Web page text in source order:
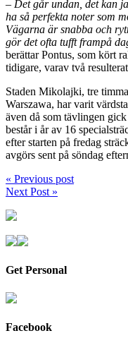
– Det går undan, det kan
ha så perfekta noter som
Vägarna är snabba och
gör det ofta tufft frampå
berättar Pontus, som kört
tidigare, varav två
Staden Mikolajki, tre
Warszawa, har varit
även då som tävlingen
består i år av 16
efter starten på fredag
avgörs sent på söndag
« Previous post
Next Post »
Get Personal
Facebook